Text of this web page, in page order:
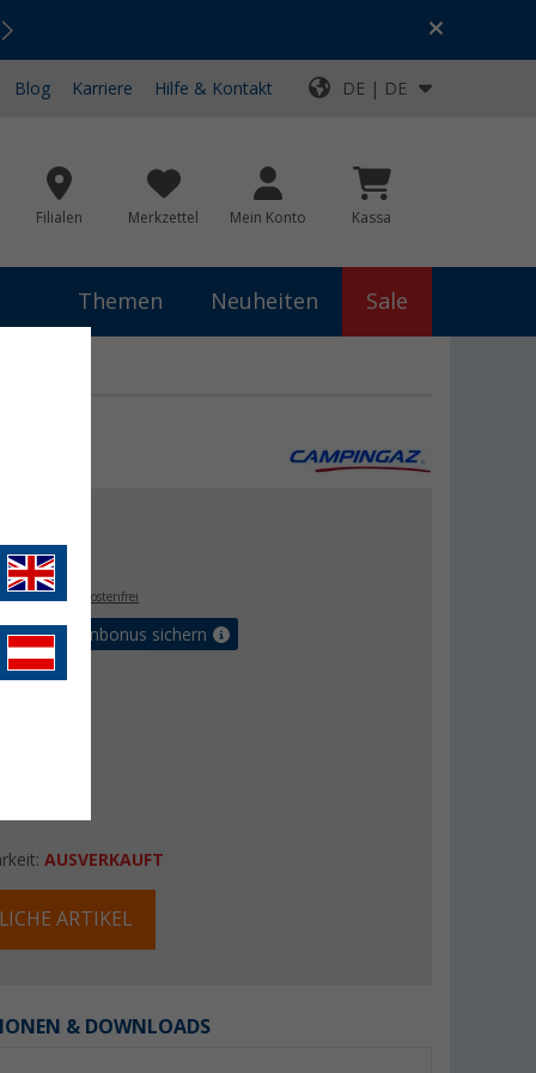
Top-Deals für dein Abenteuer!
Blog Karriere Hilfe & Kontakt DE | DE
Filialen Merkzettel Mein Konto Kassa
Themen Neuheiten Sale
€
versandkostenfrei
sichern
AUSVERKAUFT
ARTIKEL
& DOWNLOADS